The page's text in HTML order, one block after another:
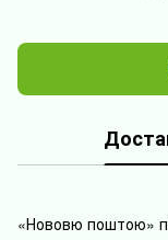
«Нововю поштою»